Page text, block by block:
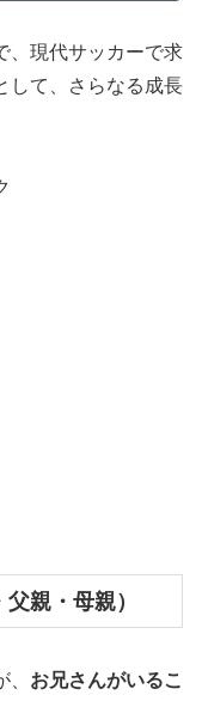
、現代サッカーで求
して、さらなる成長
親・母親）
お兄さんがいるこ